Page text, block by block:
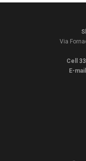
Via
Cell
E-mail